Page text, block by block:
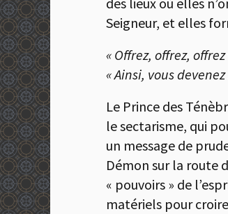
Seigneur, et elles
« Offrez, offrez,
« Ainsi, vous
Le Prince des
le sectarisme, qui
un message de
Démon sur la route
« pouvoirs » de
matériels pour